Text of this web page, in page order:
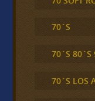
70´S
70´S 80´S
70´S LOS